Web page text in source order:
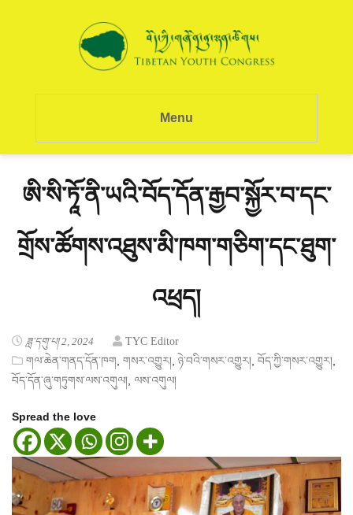
Menu
ཨི་སི་ཏཱོ་ནི་ཡའི་བོད་དོན་རྒྱབ་སྐྱོར་བ་དང་
གྲོས་ཚོགས་འཐུས་མི་ཁག་གཅིག་དང་ཐུག་
འཕྲད།
ཟླ་དགུ་པ། 2, 2024
TYC Editor
གལ་ཆེན་གནད་དོན་ཁག གསར་འགྱུར། ཉེ་བའི་གསར་འགྱུར། བོད་ཀྱི་གསར་འགྱུར།
བོད་དོན་ཞུ་གཏུགས་ལས་འགུལ། ལས་འགུལ།
Spread the love